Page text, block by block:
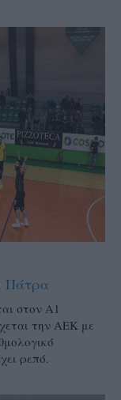
Πάτρα
στον Α1
την ΑΕΚ με
ρεπό.